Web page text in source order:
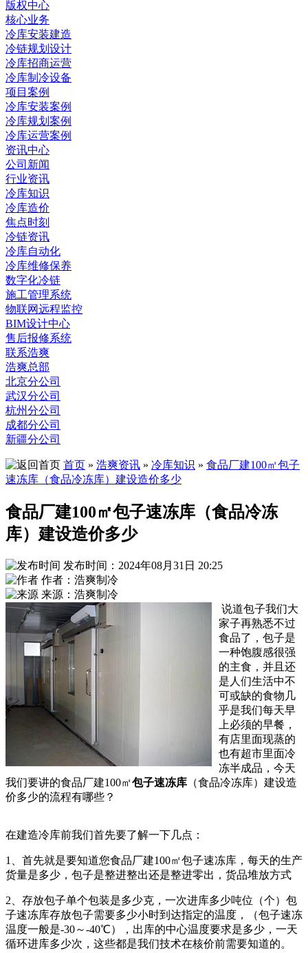
版权中心
核心业务
冷库安装建造
冷链规划设计
冷库招商运营
冷库制冷设备
项目案例
冷库安装案例
冷库规划案例
冷库运营案例
资讯中心
公司新闻
行业资讯
冷库知识
冷库造价
焦点时刻
冷链资讯
冷库自动化
冷库维修保养
数字化冷链
施工管理系统
物联网远程监控
BIM设计中心
售后报修系统
联系浩爽
浩爽总部
北京分公司
武汉分公司
杭州分公司
成都分公司
新疆分公司
首页 » 浩爽资讯 » 冷库知识 » 食品厂建100㎡包子
速冻库（食品冷冻库）建设造价多少
食品厂建100㎡包子速冻库（食品冷冻
库）建设造价多少
发布时间：2024年08月31日 20:25
作者：浩爽制冷
来源：浩爽制冷
说道包子我们大
家子再熟悉不过
食品了，包子是
一种饱腹感很强
的主食，并且还
是人们生活中不
可或缺的食物几
乎是我们每天早
上必须的早餐，
有店里面现蒸的
也有超市里面冷
冻半成品，今天
我们要讲的食品厂建100㎡包子速冻库 （食品冷冻库）建设造
价多少的流程有哪些？
在建造冷库前我们首先要了解一下几点：
1、首先就是要知道您食品厂建100㎡包子速冻库，每天的生产
货量是多少，包子是整进整出还是整进零出，货品堆放方式
2、存放包子单个包装是多少克，一次进库多少吨位（个）包
子速冻库存放包子需要多少小时到达指定的温度，（包子速冻
温度一般是-30～-40℃），出库的中心温度要求是多少，一天
循环进库多少次，这些都是我们技术在核价前需要知道的。